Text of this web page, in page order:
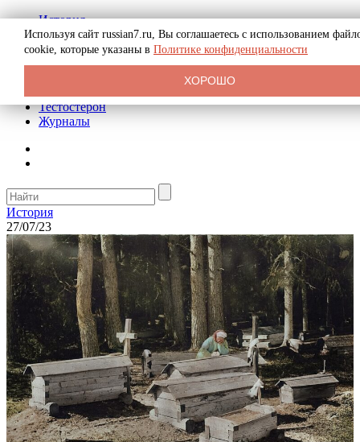
История
Биография
Криминал
Реклама на сайте
Тестостерон
Журналы
История
27/07/23
Используя сайт russian7.ru, Вы соглашаетесь с использованием
cookie, которые указаны в Политике конфиденциальности
ХОРОШО